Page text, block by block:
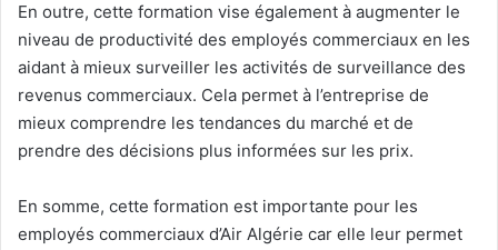
En outre, cette formation vise également à augmenter le
niveau de productivité des employés commerciaux en les
aidant à mieux surveiller les activités de surveillance des
revenus commerciaux. Cela permet à l’entreprise de
mieux comprendre les tendances du marché et de
prendre des décisions plus informées sur les prix.
En somme, cette formation est importante pour les
employés commerciaux d’Air Algérie car elle leur permet